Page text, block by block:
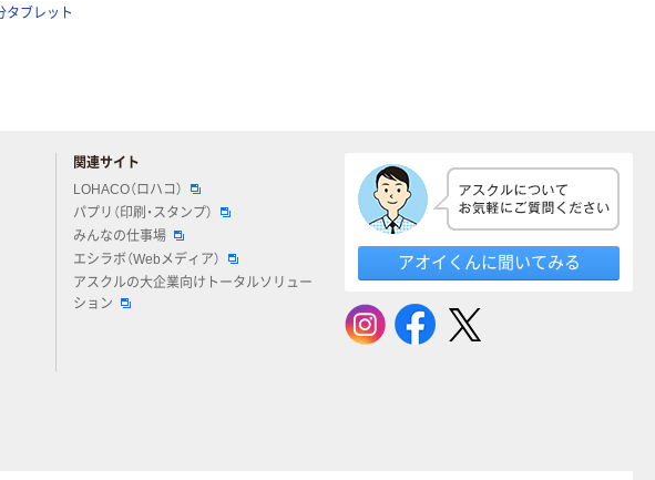
タブレット
関連サイト
LOHACO（ロハコ）
パプリ（印刷・スタンプ）
みんなの仕事場
エシラボ（Webメディア）
アスクルの大企業向けトータルソリュー
ション
アオイくんに聞いてみる